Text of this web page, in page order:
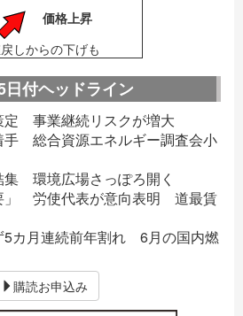
価格上昇
しからの下げも
日付ヘッドライン
定 事業継続リスクが増大
手 総合資源エネルギー調査会小
集 環境広場さっぽろ開く
」 労使代表が意向表明 道最賃
5カ月連続前年割れ 6月の国内燃
購読お申込み